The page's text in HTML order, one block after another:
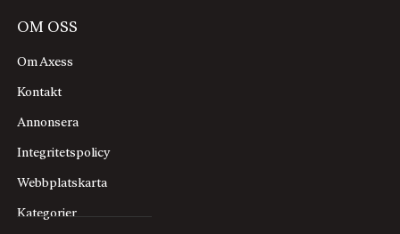
OM OSS
Om Axess
Kontakt
Annonsera
Integritetspolicy
Webbplatskarta
Kategorier